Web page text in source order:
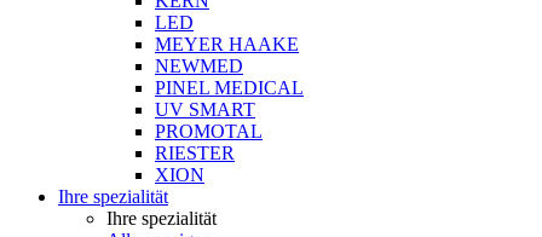
LED
MEYER HAAKE
NEWMED
PINEL MEDICAL
UV SMART
PROMOTAL
RIESTER
XION
Ihre spezialität
Ihre spezialität